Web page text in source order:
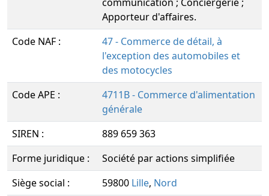
Apporteur d'affaires.
Code NAF :
47 - Commerce de détail, à
l'exception des automobiles et
des motocycles
Code APE :
4711B - Commerce d'alimentation
générale
SIREN :
889 659 363
Forme juridique :
Société par actions simplifiée
Siège social :
59800 Lille, Nord